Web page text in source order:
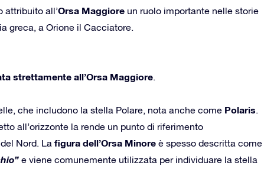
attribuito all’Orsa Maggiore un ruolo importante nelle storie
greca, a Orione il Cacciatore.
strettamente all’Orsa Maggiore.
che includono la stella Polare, nota anche come Polaris.
all’orizzonte la rende un punto di riferimento
Nord. La figura dell’Orsa Minore è spesso descritta come
e viene comunemente utilizzata per individuare la stella